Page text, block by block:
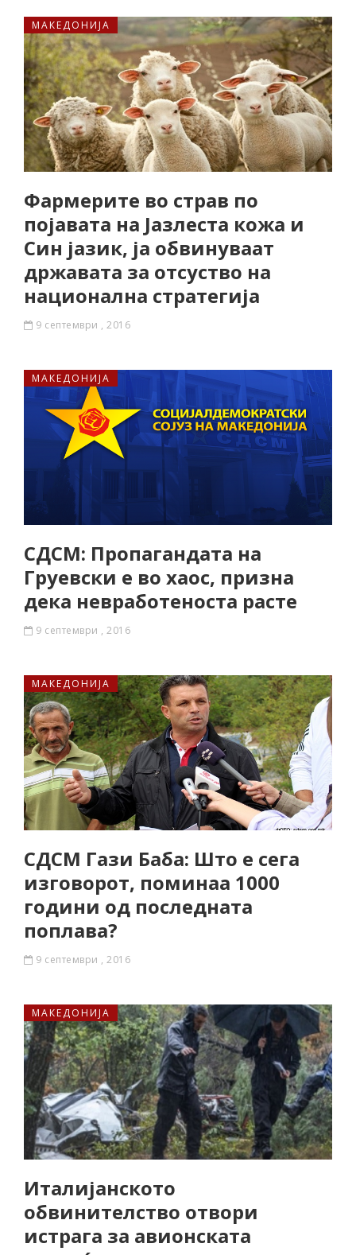
МАКЕДОНИЈА
Фармерите во страв по
појавата на Јазлеста кожа и
Син јазик, ја обвинуваат
државата за отсуство на
национална стратегија
9 септември , 2016
МАКЕДОНИЈА
СДСМ: Пропагандата на
Груевски е во хаос, призна
дека невработеноста расте
9 септември , 2016
МАКЕДОНИЈА
СДСМ Гази Баба: Што е сега
изговорот, поминаа 1000
години од последната
поплава?
9 септември , 2016
МАКЕДОНИЈА
Италијанското
обвинителство отвори
истрага за авионската